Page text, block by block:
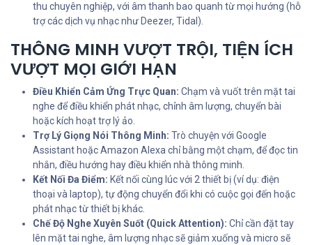
thu chuyên nghiệp, với âm thanh bao quanh từ mọi hướng (hỗ
trợ các dịch vụ nhạc như Deezer, Tidal).
THÔNG MINH VƯỢT TRỘI, TIỆN ÍCH
VƯỢT MỌI GIỚI HẠN
Điều Khiển Cảm Ứng Trực Quan: Chạm và vuốt trên mặt tai
nghe để điều khiển phát nhạc, chỉnh âm lượng, chuyển bài
hoặc kích hoạt trợ lý ảo.
Trợ Lý Giọng Nói Thông Minh: Trò chuyện với Google
Assistant hoặc Amazon Alexa chỉ bằng một chạm, để đọc tin
nhắn, điều hướng hay điều khiển nhà thông minh.
Kết Nối Đa Điểm: Kết nối cùng lúc với 2 thiết bị (ví dụ: điện
thoại và laptop), tự động chuyển đổi khi có cuộc gọi đến hoặc
phát nhạc từ thiết bị khác.
Chế Độ Nghe Xuyên Suốt (Quick Attention): Chỉ cần đặt tay
lên mặt tai nghe, âm lượng nhạc sẽ giảm xuống và micro sẽ